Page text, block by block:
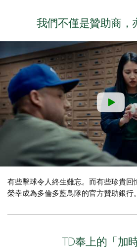
我們不僅是贊助商，
有些擊球令人終生難忘。而有些珍貴回
榮幸成為多倫多藍鳥隊的官方贊助銀行。
TD奉上的「加時